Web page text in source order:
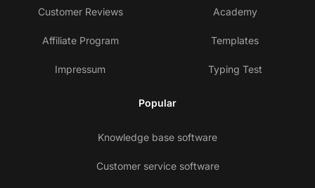
Customer Reviews
Affiliate Program
Impressum
Academy
Templates
Typing Test
Popular
Knowledge base software
Customer service software